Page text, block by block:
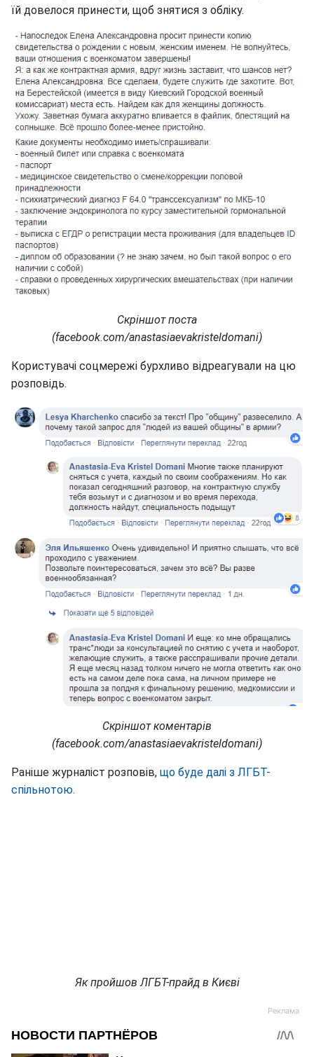
їй довелося принести, щоб знятися з обліку.
Скріншот поста
(facebook.com/anastasiaevakristeldomani)
Користувачі соцмережі бурхливо відреагували на цю
розповідь.
Скріншот коментарів
(facebook.com/anastasiaevakristeldomani)
Раніше журналіст розповів, що буде далі з ЛГБТ-
спільнотою.
Як пройшов ЛГБТ-прайд в Києві